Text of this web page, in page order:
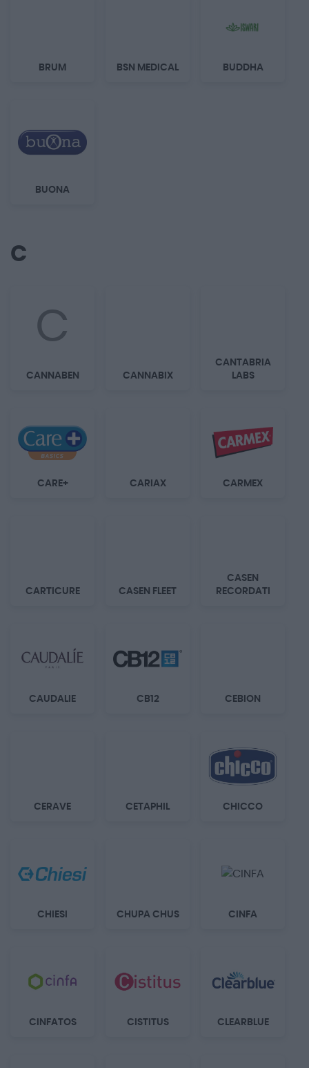
BRUM BSN MEDICAL BUDDHA
BUONA
C
C
CANNABEN CANNABIX
CANTABRIA
LABS
CARE+ CARIAX CARMEX
CARTICURE CASEN FLEET
CASEN
RECORDATI
CAUDALIE CB12 CEBION
CERAVE CETAPHIL CHICCO
CHIESI CHUPA CHUS CINFA
CINFATOS CISTITUS CLEARBLUE